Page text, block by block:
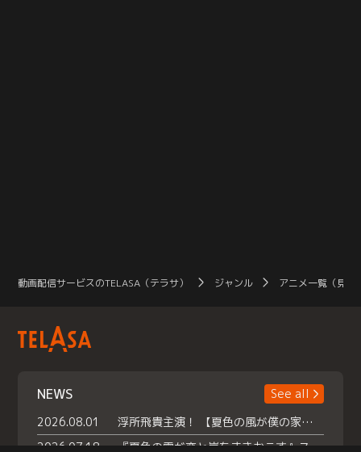
動画配信サービスのTELASA（テラサ） ジャンル アニメ一覧（見放
NEWS
See all
2026.08.01
浮所飛貴主演！ 【夏色の風が僕の家にやってきた】 本日よりテラサで独占配信スタート！
2026.07.18
『夏色の雲が恋と嵐をまきおこす』スペシャルメイキング 【Part1】2026年７月18日（土）23時30分～配信スタート！話題のシーンの裏側を大公開！豪華キャスト大集合！ 『武宮家 真夏の家族会議』開催！